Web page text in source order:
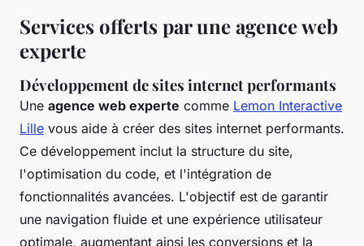
Services offerts par une agence web
experte
Développement de sites internet performants
Une agence web experte comme Lemon Interactive
Lille vous aide à créer des sites internet performants.
Ce développement inclut la structure du site,
l'optimisation du code, et l'intégration de
fonctionnalités avancées. L'objectif est de garantir
une navigation fluide et une expérience utilisateur
optimale, augmentant ainsi les conversions et la